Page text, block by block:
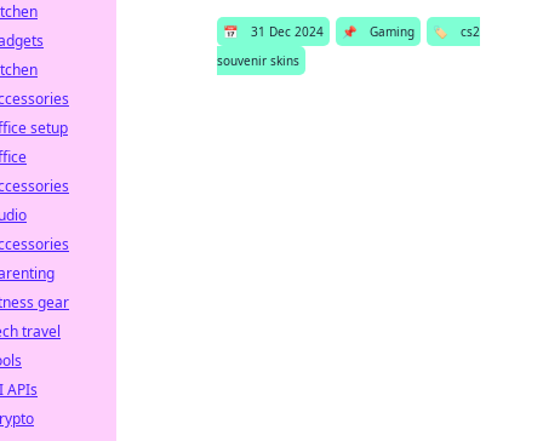
📅 31 Dec 2024 📌 Gaming 🏷️
cs2
souvenir skins
setup
gear
travel
APIs